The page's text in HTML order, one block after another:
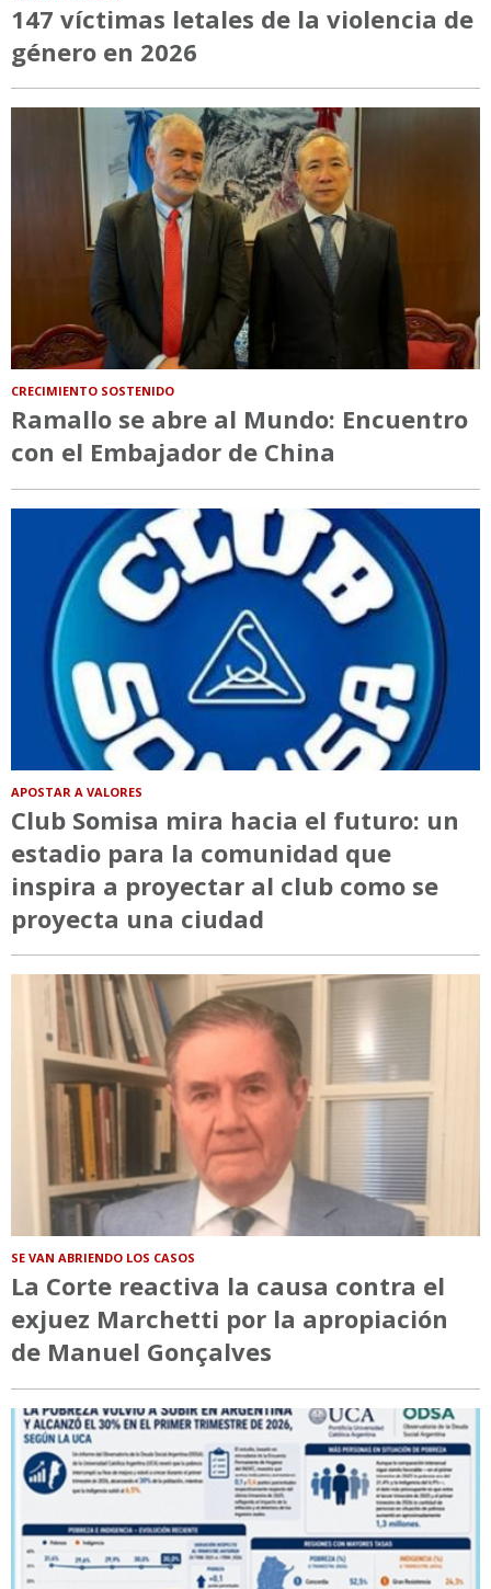
147 víctimas letales de la violencia de
género en 2026
CRECIMIENTO SOSTENIDO
Ramallo se abre al Mundo: Encuentro
con el Embajador de China
APOSTAR A VALORES
Club Somisa mira hacia el futuro: un
estadio para la comunidad que
inspira a proyectar al club como se
proyecta una ciudad
SE VAN ABRIENDO LOS CASOS
La Corte reactiva la causa contra el
exjuez Marchetti por la apropiación
de Manuel Gonçalves